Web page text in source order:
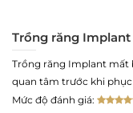
Trồng răng
Trồng răng Implant mất
quan tâm trước khi
Mức độ đánh giá: